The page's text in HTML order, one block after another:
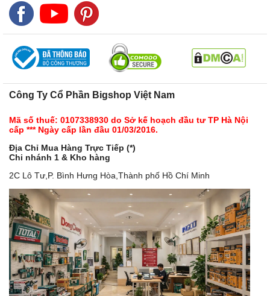
Công Ty Cổ Phần Bigshop Việt Nam
Mã số thuế: 0107338930 do Sở kế hoạch đầu tư TP Hà Nội
cấp *** Ngày cấp lần đầu 01/03/2016.
Địa Chỉ Mua Hàng Trực Tiếp (*)
Chi nhánh 1 & Kho hàng
2C Lô Tư,P. Bình Hưng Hòa,Thành phố Hồ Chí Minh